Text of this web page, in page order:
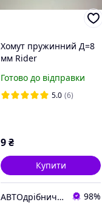
Хомут пружинний Д=8
мм Rider
Готово до відправки
5.0 (6)
9₴
Купити
АВТОдрібнички 98%